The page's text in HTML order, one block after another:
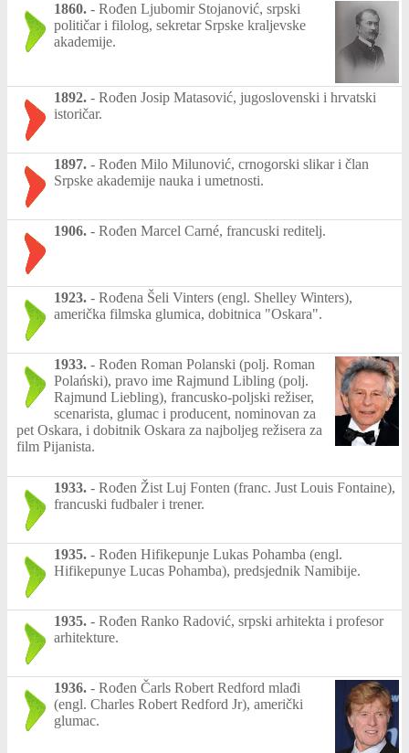
1860. - Rođen Ljubomir Stojanović, srpski
političar i filolog, sekretar Srpske kraljevske
akademije.
1892. - Rođen Josip Matasović, jugoslovenski i hrvatski
istoričar.
1897. - Rođen Milo Milunović, crnogorski slikar i član
Srpske akademije nauka i umetnosti.
1906. - Rođen Marcel Carné, francuski reditelj.
1923. - Rođena Šeli Vinters (engl. Shelley Winters),
američka filmska glumica, dobitnica "Oskara".
1933. - Rođen Roman Polanski (polj. Roman
Polański), pravo ime Rajmund Libling (polj.
Rajmund Liebling), francusko-poljski režiser,
scenarista, glumac i producent, nominovan za
pet Oskara, i dobitnik Oskara za najboljeg režisera za
film Pijanista.
1933. - Rođen Žist Luj Fonten (franc. Just Louis Fontaine),
francuski fudbaler i trener.
1935. - Rođen Hifikepunje Lukas Pohamba (engl.
Hifikepunye Lucas Pohamba), predsjednik Namibije.
1935. - Rođen Ranko Radović, srpski arhitekta i profesor
arhitekture.
1936. - Rođen Čarls Robert Redford mlađi
(engl. Charles Robert Redford Jr), američki
glumac.